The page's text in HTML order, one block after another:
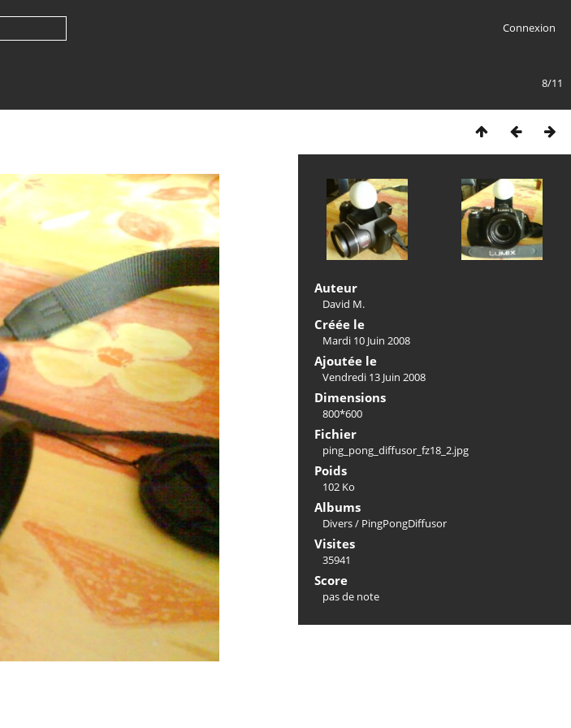
Connexion
8/11
Auteur
David M.
Créée le
Mardi 10 Juin 2008
Ajoutée le
Vendredi 13 Juin 2008
Dimensions
800*600
Fichier
ping_pong_diffusor_fz18_2.jpg
Poids
102 Ko
Albums
Divers/ PingPongDiffusor
Visites
35941
Score
pas de note